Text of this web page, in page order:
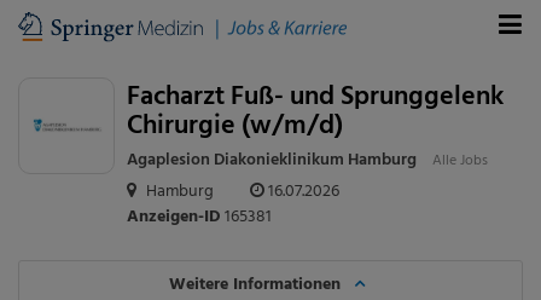
Facharzt Fuß- und Sprunggelenk
Chirurgie (w/m/d)
Agaplesion Diakonieklinikum Hamburg Alle Jobs
Hamburg
16.07.2026
Anzeigen-ID165381
Weitere Informationen